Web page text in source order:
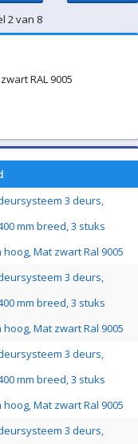
2 van 8
RAL 9005
3 deurs,
mm breed, 3 stuks
Mat zwart Ral 9005
3 deurs,
mm breed, 3 stuks
Mat zwart Ral 9005
3 deurs,
mm breed, 3 stuks
Mat zwart Ral 9005
3 deurs,